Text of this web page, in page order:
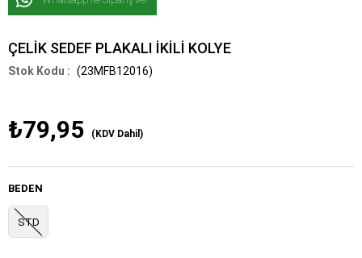
ÇELİK SEDEF PLAKALI İKİLİ KOLYE
(23MFB12016)
₺79,95 (KDV Dahil)
BEDEN
STD